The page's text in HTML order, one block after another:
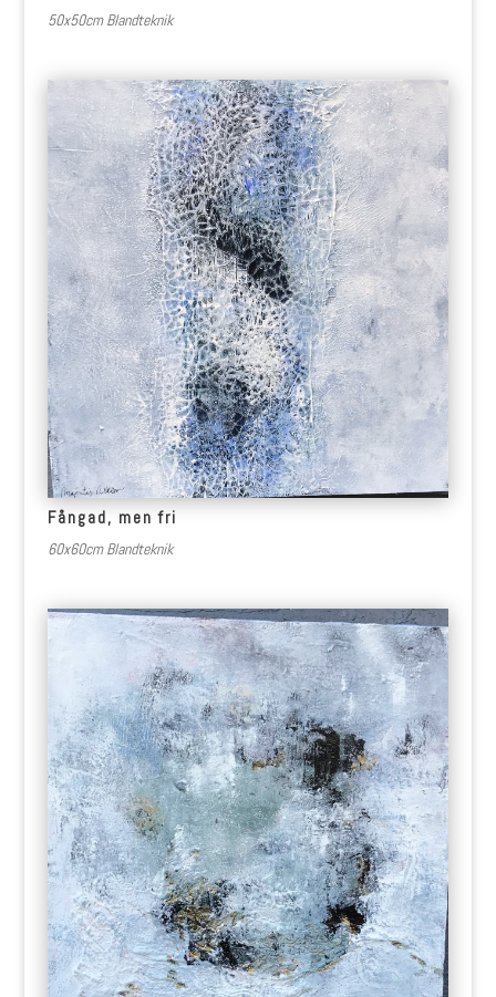
50x50cm Blandteknik
Fångad, men fri
60x60cm Blandteknik